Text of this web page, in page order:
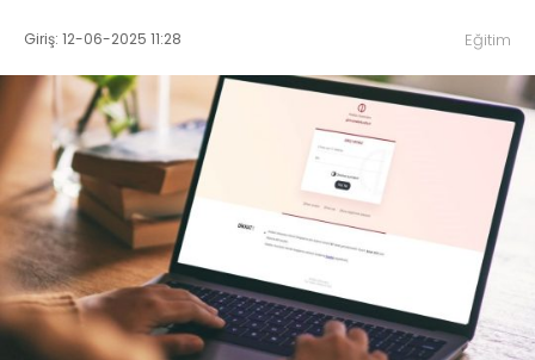
Giriş: 12-06-2025 11:28 Eğitim